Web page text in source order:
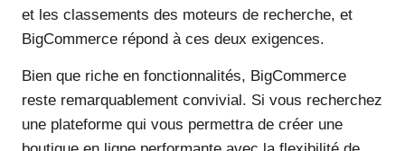
et les classements des moteurs de recherche, et
BigCommerce répond à ces deux exigences.
Bien que riche en fonctionnalités, BigCommerce
reste remarquablement convivial. Si vous recherchez
une plateforme qui vous permettra de créer une